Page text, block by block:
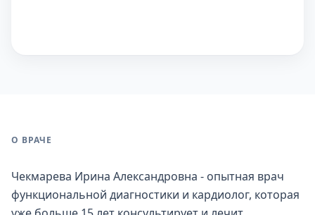
О ВРАЧЕ
Чекмарева Ирина Александровна - опытная врач
функциональной диагностики и кардиолог, которая